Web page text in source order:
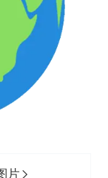
片